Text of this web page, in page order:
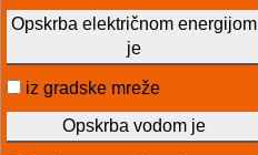
Opskrba električnom energijom
je
iz gradske mreže
Opskrba vodom je